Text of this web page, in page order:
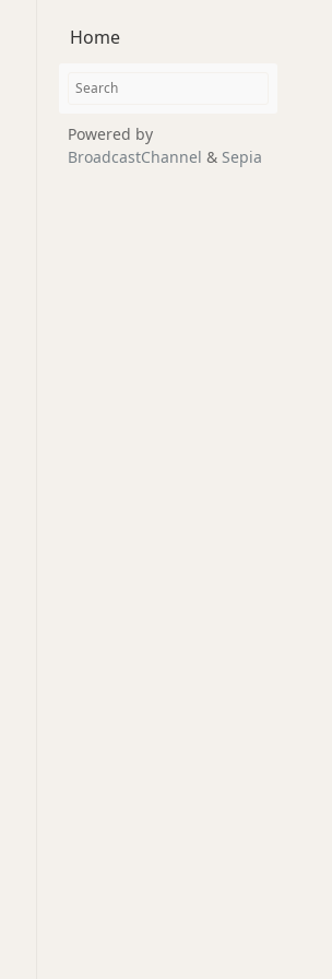
Home
Powered by
BroadcastChannel & Sepia